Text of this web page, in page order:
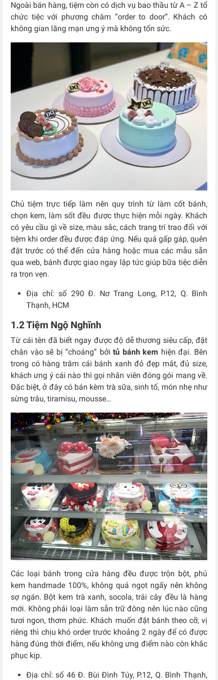
Ngoài bán hàng, tiệm còn có dịch vụ bao thầu từ A – Z tổ
chức tiệc với phương châm “order to door”. Khách có
không gian lãng mạn ưng ý mà không tốn sức.
Chủ tiệm trực tiếp làm nên quy trình từ làm cốt bánh,
chọn kem, làm sốt đều được thực hiện mỗi ngày. Khách
có yêu cầu gì về size, màu sắc, cách trang trí trao đổi với
tiệm khi order đều được đáp ứng. Nếu quá gấp gáp, quên
đặt trước có thể đến cửa hàng hoặc mua các mẫu sẵn
qua web, bánh được giao ngay lập tức giúp bữa tiệc diễn
ra trọn vẹn.
Địa chỉ: số 290 Đ. Nơ Trang Long, P.12, Q. Bình
Thạnh, HCM
1.2 Tiệm Ngộ Nghĩnh
Từ cái tên đã biết ngay được độ dễ thương siêu cấp, đặt
chân vào sẽ bị “choáng” bởitủ bánh kem hiện đại. Bên
trong có hàng trăm cái bánh xanh đỏ đẹp mắt, đủ size,
khách ưng ý cái nào thì gọi nhân viên đóng gói mang về.
Đặc biệt, ở đây có bán kèm trà sữa, sinh tố, món nhẹ như
sừng trâu, tiramisu, mousse…
Các loại bánh trong cửa hàng đều được trộn bột, phủ
kem handmade 100%, không quá ngọt ngấy nên không
sợ ngán. Bột kem trà xanh, socola, trái cây đều là hàng
mới. Không phải loại làm sẵn trữ đông nên lúc nào cũng
tươi ngon, thơm phức. Khách muốn đặt bánh theo cỡ, vị
riêng thì chịu khó order trước khoảng 2 ngày để có được
hàng đúng thời điểm, nếu không ưng điểm nào còn khắc
phục kịp.
Địa chỉ: số 46 Đ. Bùi Đình Túy, P.12, Q. Bình Thạnh,